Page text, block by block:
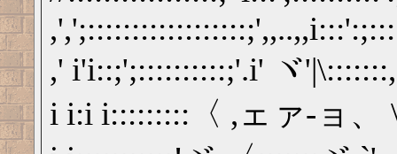
,' i'i::;';::::::::::;'.i' ヾ
i i:i i:::::::::〈 ,ェァ-ョ、